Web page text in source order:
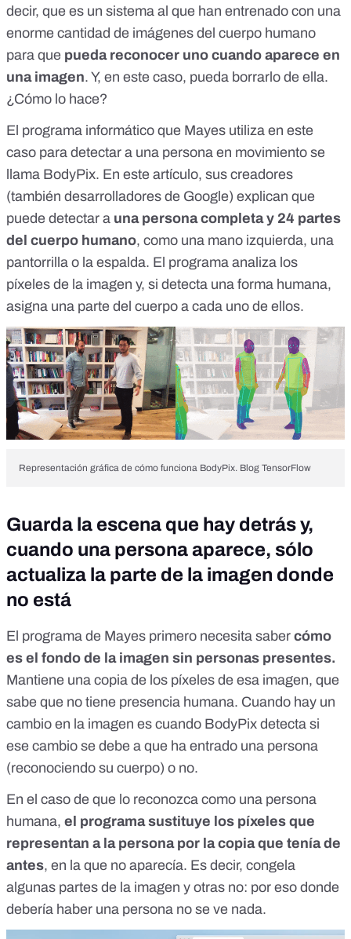
decir, que es un sistema al que han entrenado con una
enorme cantidad de imágenes del cuerpo humano
para que pueda reconocer uno cuando aparece en
una imagen. Y, en este caso, pueda borrarlo de ella.
¿Cómo lo hace?
El programa informático que Mayes utiliza en este
caso para detectar a una persona en movimiento se
llama BodyPix. En este artículo, sus creadores
(también desarrolladores de Google) explican que
puede detectar a una persona completa y 24 partes
del cuerpo humano, como una mano izquierda, una
pantorrilla o la espalda. El programa analiza los
píxeles de la imagen y, si detecta una forma humana,
asigna una parte del cuerpo a cada uno de ellos.
Representación gráfica de cómo funciona BodyPix. Blog TensorFlow
Guarda la escena que hay detrás y,
cuando una persona aparece, sólo
actualiza la parte de la imagen donde
no está
El programa de Mayes primero necesita saber cómo
es el fondo de la imagen sin personas presentes.
Mantiene una copia de los píxeles de esa imagen, que
sabe que no tiene presencia humana. Cuando hay un
cambio en la imagen es cuando BodyPix detecta si
ese cambio se debe a que ha entrado una persona
(reconociendo su cuerpo) o no.
En el caso de que lo reconozca como una persona
humana, el programa sustituye los píxeles que
representan a la persona por la copia que tenía de
antes, en la que no aparecía. Es decir, congela
algunas partes de la imagen y otras no: por eso donde
debería haber una persona no se ve nada.